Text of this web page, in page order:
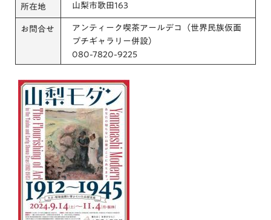
所在地 山梨市歌田163
お問合せ
アンティーク喫茶アールデコ（世界民族仮面
プチギャラリー併設）
080-7820-9225